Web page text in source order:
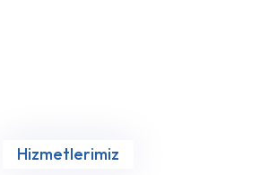
Hizmetlerimiz